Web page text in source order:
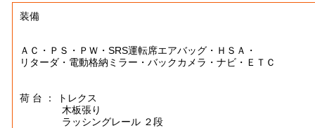
装備
ＡＣ・ＰＳ・ＰＷ・SRS運転席エアバッグ・ＨＳＡ・
リターダ・電動格納ミラー・バックカメラ・ナビ・ＥＴＣ
荷 台 ： トレクス
木板張り
ラッシングレール ２段